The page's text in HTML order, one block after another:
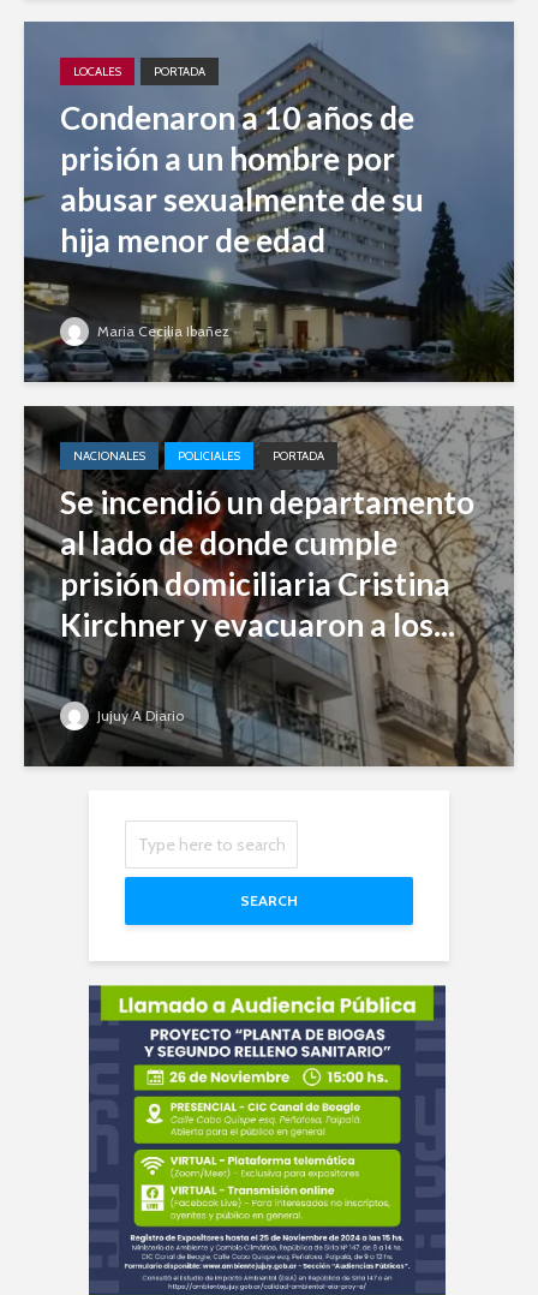
LOCALES PORTADA
Condenaron a 10 años de
prisión a un hombre por
abusar sexualmente de su
hija menor de edad
Maria Cecilia Ibañez
NACIONALES POLICIALES PORTADA
Se incendió un departamento
al lado de donde cumple
prisión domiciliaria Cristina
Kirchner y evacuaron a los...
Jujuy A Diario
SEARCH